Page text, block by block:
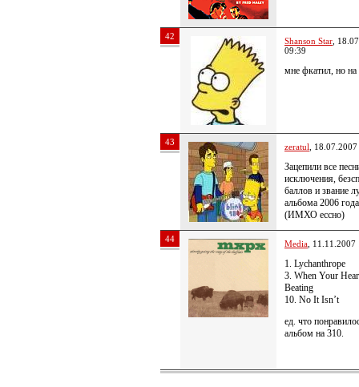
42 Shanson Star ,
09:39
мне фкатил, но
43 zeratul ,
Зацепили все
исключения,
баллов и звание
альбома 2006 года
(ИМХО ессно)
44 Media ,
1. Lychanthrope
3. When Your
Beating
10. No It Isn’t
ед. что
альбом на 310.